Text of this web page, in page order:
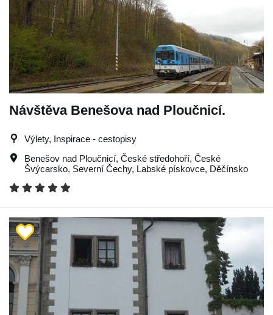
Návštěva Benešova nad Ploučnicí.
Výlety, Inspirace - cestopisy
Benešov nad Ploučnicí, České středohoří, České
Švýcarsko, Severní Čechy, Labské pískovce, Děčínsko